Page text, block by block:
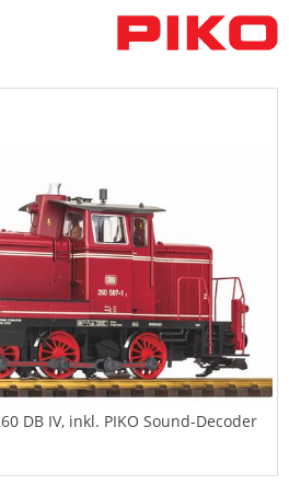
DB IV, inkl. PIKO Sound-Decoder